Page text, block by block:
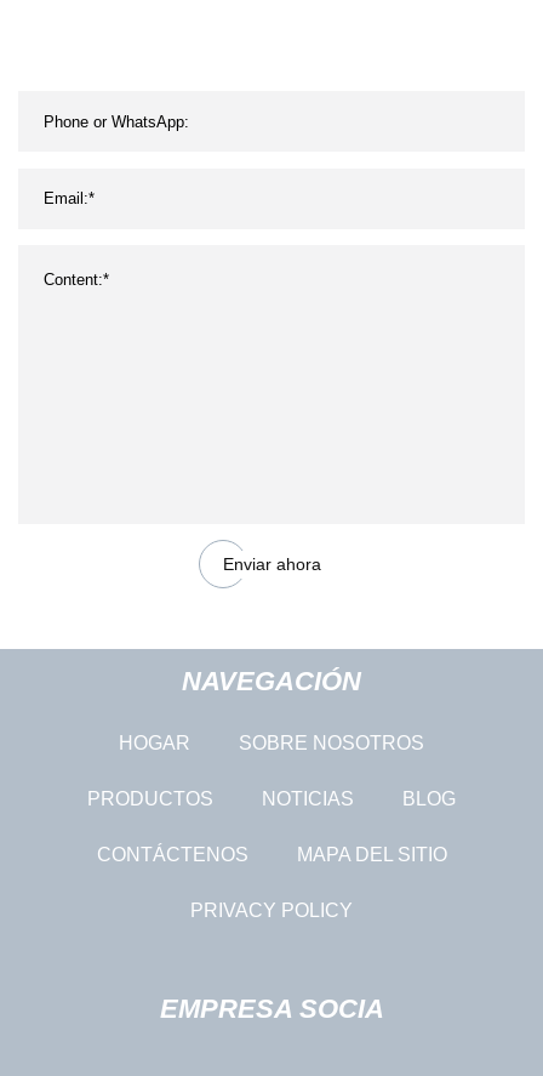
Enviar ahora
NAVEGACIÓN
HOGAR SOBRE NOSOTROS
PRODUCTOS NOTICIAS BLOG
CONTÁCTENOS MAPA DEL SITIO
PRIVACY POLICY
EMPRESA SOCIA